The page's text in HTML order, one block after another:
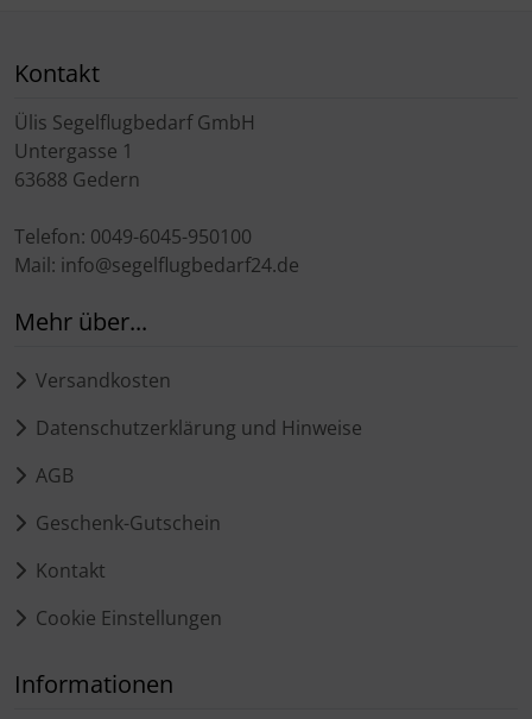
Kontakt
Ülis Segelflugbedarf GmbH
Untergasse 1
63688 Gedern
Telefon: 0049-6045-950100
Mail: info@segelflugbedarf24.de
Mehr über...
Versandkosten
Datenschutzerklärung und Hinweise
AGB
Geschenk-Gutschein
Kontakt
Cookie Einstellungen
Informationen